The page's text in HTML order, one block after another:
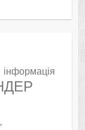
інформація